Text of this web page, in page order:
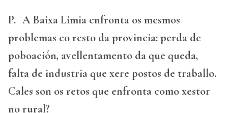
P. A Baixa Limia enfronta os mesmos
problemas co resto da provincia: perda de
poboación, avellentamento da que queda,
falta de industria que xere postos de traballo.
Cales son os retos que enfronta como xestor
no rural?